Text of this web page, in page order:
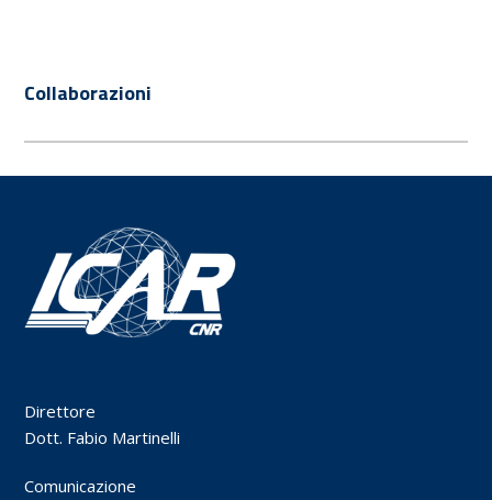
Collaborazioni
Direttore
Dott. Fabio Martinelli
Comunicazione